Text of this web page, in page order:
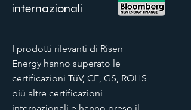
internazionali
I prodotti rilevanti di Risen
Energy hanno superato le
certificazioni TüV, CE, GS, ROHS
più altre certificazioni